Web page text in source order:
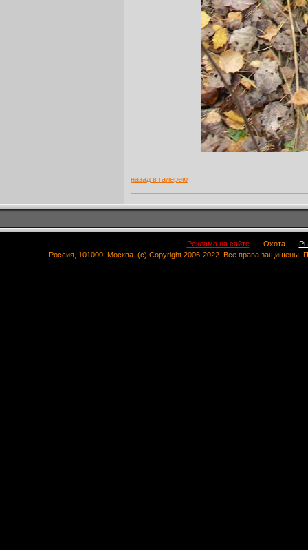
назад в галерею
Реклама на сайте Охота
Россия, 101000, Москва. (c) Copyright 2006-2022. Все права защищены.